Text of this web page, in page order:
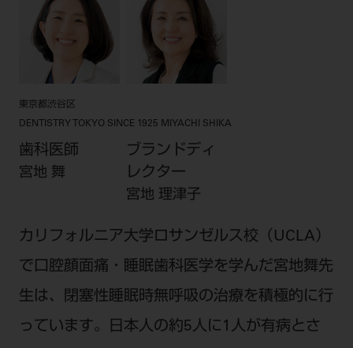
東京都渋谷区
DENTISTRY TOKYO SINCE 1925 MIYACHI SHIKA
歯科医師
宮地 舞
ブランドディ
レクター
宮地 理津子
カリフォルニア大学ロサンゼルス校（UCLA）
で口腔顔面痛・睡眠歯科医学を学んだ宮地舞先
生は、閉塞性睡眠時無呼吸の治療を積極的に行
っています。日本人の約5人に1人が有病とさ
電 話 / 0800-222-8020
（無料）
FAX /
0800-222-6480（無料）
IP電話・ひかり電話は繋がらない場合がありま
す。
受付時間 月～金 9:00～17:00 （祝日・夏季休
暇、年末年始を除く）
ディーラー様におかれましては、モリタ各担当営
企業情報